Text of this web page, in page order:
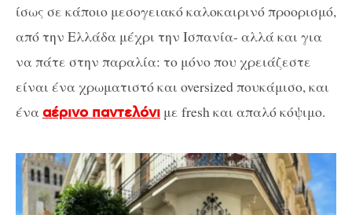
ίσως σε κάποιο μεσογειακό καλοκαιρινό προορισμό,
από την Ελλάδα μέχρι την Ισπανία- αλλά και για
να πάτε στην παραλία: το μόνο που χρειάζεστε
είναι ένα χρωματιστό και oversized πουκάμισο, και
ένααέρινο παντελόνι με fresh ​​και απαλό κόψιμο.